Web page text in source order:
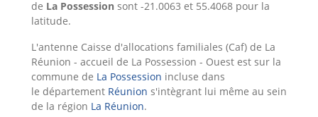
de La Possession sont -21.0063 et 55.4068 pour la
latitude.
L'antenne Caisse d'allocations familiales (Caf) de La
Réunion - accueil de La Possession - Ouest est sur la
commune de La Possession incluse dans
le département Réunion s'intègrant lui même au sein
de la région La Réunion.